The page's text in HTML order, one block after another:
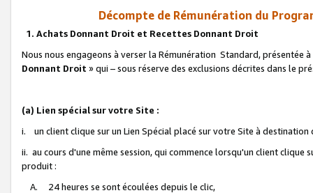
Décompte de Rémunération du
1. Achats Donnant Droit et Recettes Donnant Droit
Nous nous engageons à verser la Rémunération Standard, présentée
Donnant Droit » qui – sous réserve des exclusions décrites dans le
(a) Lien spécial sur votre Site :
i. un client clique sur un Lien Spécial placé sur votre Site à destination
ii. au cours d'une même session, qui commence lorsqu'un client
produit :
A. 24 heures se sont écoulées depuis le clic,